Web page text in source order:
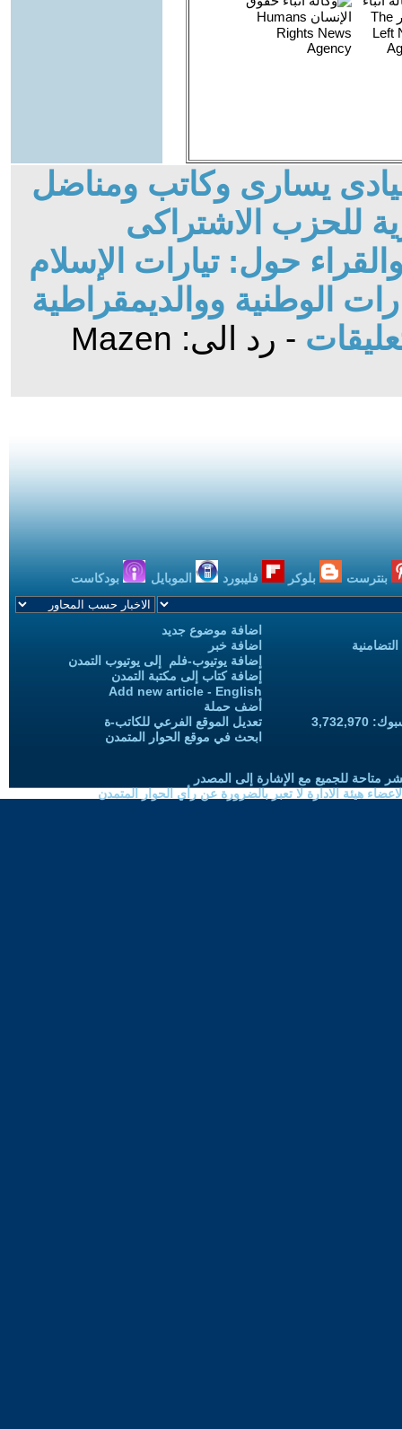
يسارى وكاتب ومناضل
للحزب الاشتراكى
حول: تيارات الإسلام
الوطنية ووالديمقراطية
- رد الى: Mazen
بنترست بلوكر فليبورد الموبايل بودكاست
اضافة موضوع جديد
اضافة خبر
إضافة يوتيوب-فلم إلى يوتيوب التمدن
إضافة كتاب إلى مكتبة التمدن
Add new article - English
أضف حملة
تعديل الموقع الفرعي للكاتب-ة
ابحث في موقع الحوار المتمدن
متاحة للجميع مع الإشارة إلى المصدر
هيئة الادارة لا تعبر بالضرورة عن رأي الحوار المتمدن